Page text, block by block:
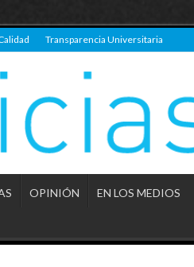
Transparencia Universitaria
OPINIÓN EN LOS MEDIOS